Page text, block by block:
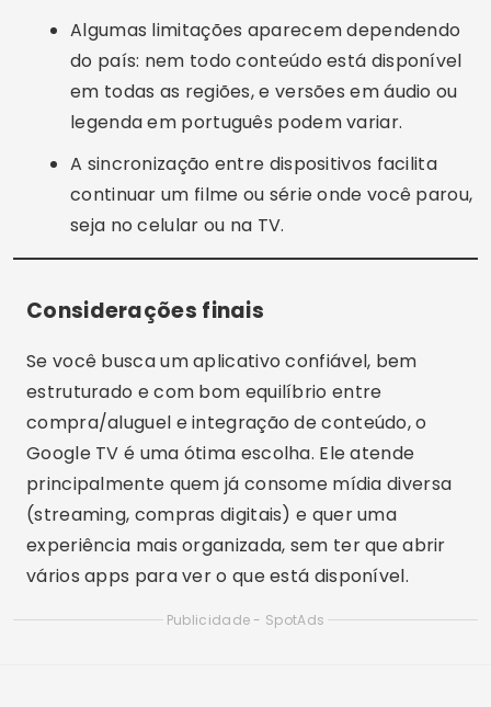
Algumas limitações aparecem dependendo
do país: nem todo conteúdo está disponível
em todas as regiões, e versões em áudio ou
legenda em português podem variar.
A sincronização entre dispositivos facilita
continuar um filme ou série onde você parou,
seja no celular ou na TV.
Considerações finais
Se você busca um aplicativo confiável, bem
estruturado e com bom equilíbrio entre
compra/aluguel e integração de conteúdo, o
Google TV é uma ótima escolha. Ele atende
principalmente quem já consome mídia diversa
(streaming, compras digitais) e quer uma
experiência mais organizada, sem ter que abrir
vários apps para ver o que está disponível.
Publicidade - SpotAds